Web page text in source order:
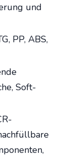
und
PP, ABS,
Soft-